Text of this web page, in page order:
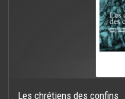
Les chrétiens des confins